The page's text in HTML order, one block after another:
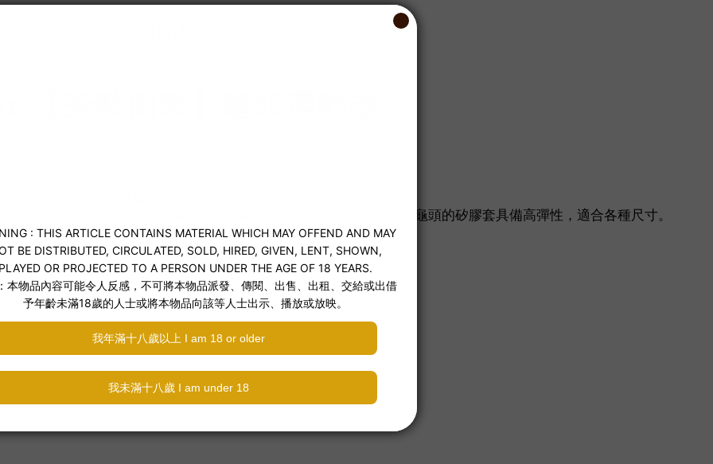
量化設計，並加入側震結構，讓震動能更精準傳遞至敏感點。緊貼龜頭的矽膠套具備高彈性，適合各種尺寸。
鬆體驗震動快感。
刺激敏感區域。
體驗。